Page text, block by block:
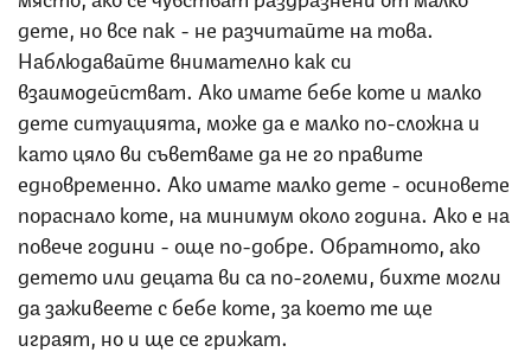
дете, но все пак - не разчитайте на това.
Наблюдавайте внимателно как си
взаимодействат. Ако имате бебе коте и малко
дете ситуацията, може да е малко по-сложна и
като цяло ви съветваме да не го правите
едновременно. Ако имате малко дете - осиновете
пораснало коте, на минимум около година. Ако е на
повече години - още по-добре. Обратното, ако
детето или децата ви са по-големи, бихте могли
да заживеете с бебе коте, за което те ще
играят, но и ще се грижат.